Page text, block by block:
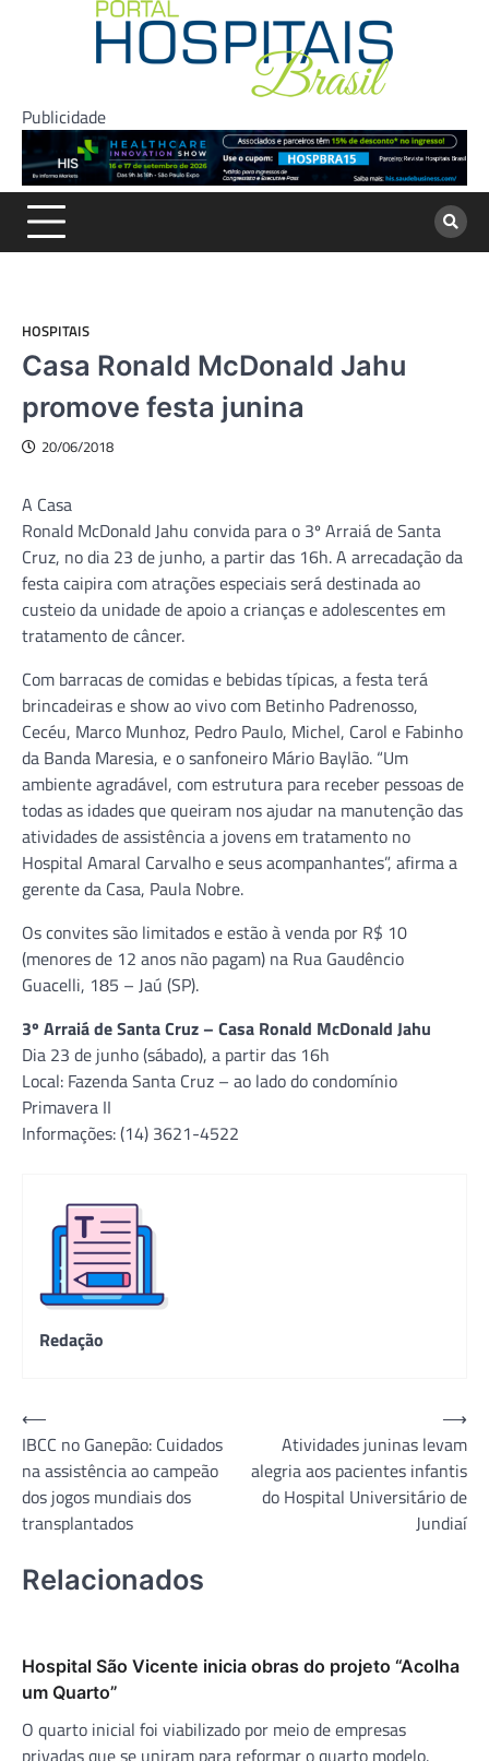
Publicidade
HOSPITAIS
Casa Ronald McDonald Jahu
promove festa junina
20/06/2018
A Casa
Ronald McDonald Jahu convida para o 3º Arraiá de Santa
Cruz, no dia 23 de junho, a partir das 16h. A arrecadação da
festa caipira com atrações especiais será destinada ao
custeio da unidade de apoio a crianças e adolescentes em
tratamento de câncer.
Com barracas de comidas e bebidas típicas, a festa terá
brincadeiras e show ao vivo com Betinho Padrenosso,
Cecéu, Marco Munhoz, Pedro Paulo, Michel, Carol e Fabinho
da Banda Maresia, e o sanfoneiro Mário Baylão. “Um
ambiente agradável, com estrutura para receber pessoas de
todas as idades que queiram nos ajudar na manutenção das
atividades de assistência a jovens em tratamento no
Hospital Amaral Carvalho e seus acompanhantes”, afirma a
gerente da Casa, Paula Nobre.
Os convites são limitados e estão à venda por R$ 10
(menores de 12 anos não pagam) na Rua Gaudêncio
Guacelli, 185 – Jaú (SP).
3º Arraiá de Santa Cruz – Casa Ronald McDonald Jahu
Dia 23 de junho (sábado), a partir das 16h
Local: Fazenda Santa Cruz – ao lado do condomínio
Primavera II
Informações: (14) 3621-4522
Redação
Navegação
de
Post
⟵
IBCC no Ganepão: Cuidados
na assistência ao campeão
dos jogos mundiais dos
transplantados
Atividades juninas levam
alegria aos pacientes infantis
do Hospital Universitário de
Jundiaí
⟶
Relacionados
Hospital São Vicente inicia obras do projeto “Acolha
um Quarto”
O quarto inicial foi viabilizado por meio de empresas
privadas que se uniram para reformar o quarto modelo.